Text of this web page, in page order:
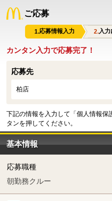
ご応募
応募情報入力 入力
カンタン入力で応募完了！
応募先
柏店
下記の情報を入力して「個人情報
タンを押してください。
基本情報
応募職種
朝勤務クルー